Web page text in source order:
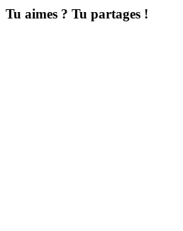
Tu aimes ? Tu partages !